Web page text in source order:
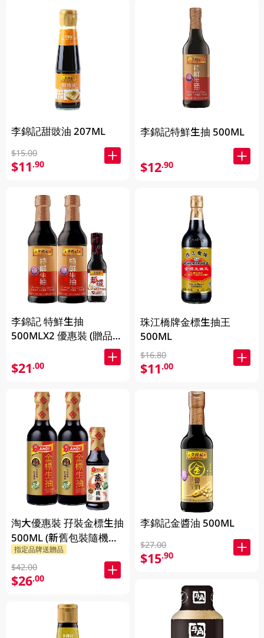
李錦記甜豉油 207ML
$15.00
$11.90
李錦記 特鮮生抽
500MLX2 優惠裝 (贈品隨
$21.00
淘大優惠裝 孖裝金標生抽
500ML (新舊包裝隨機發
送)
指定品牌送贈品
$42.00
$26.00
李錦記特鮮生抽 500ML
$12.90
珠江橋牌金標生抽王
500ML
$16.80
$11.00
李錦記金醬油 500ML
$27.00
$15.90